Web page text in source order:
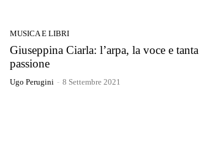
MUSICA E LIBRI
Giuseppina Ciarla: l’arpa, la voce e tanta
passione
Ugo Perugini - 8 Settembre 2021